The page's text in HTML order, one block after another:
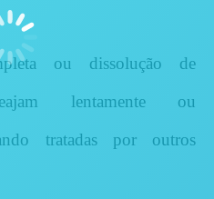
ou dissolução de
lentamente ou
tratadas por outros